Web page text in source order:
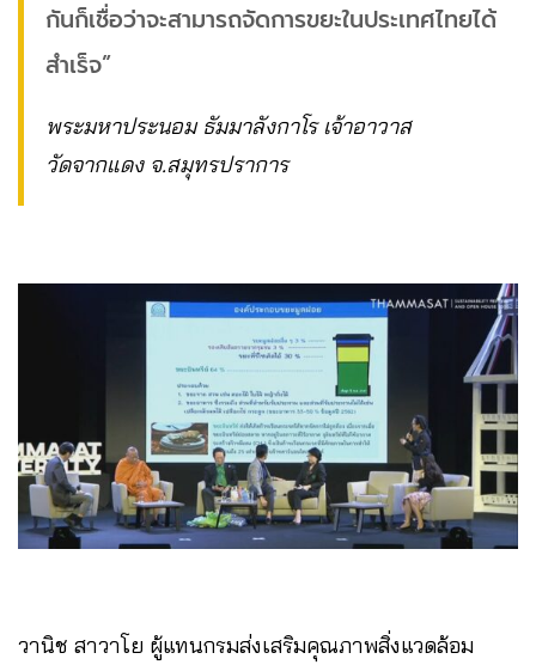
กันก็เชื่อว่าจะสามารถจัดการขยะในประเทศไทยได้
สำเร็จ”
พระมหาประนอม ธัมมาลังกาโร เจ้าอาวาส
วัดจากแดง จ.สมุทรปราการ
วานิช สาวาโย ผู้แทนกรมส่งเสริมคุณภาพสิ่งแวดล้อม